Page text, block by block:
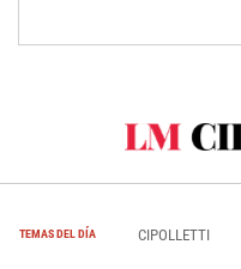
TEMAS DEL DÍA CIPOLLETTI